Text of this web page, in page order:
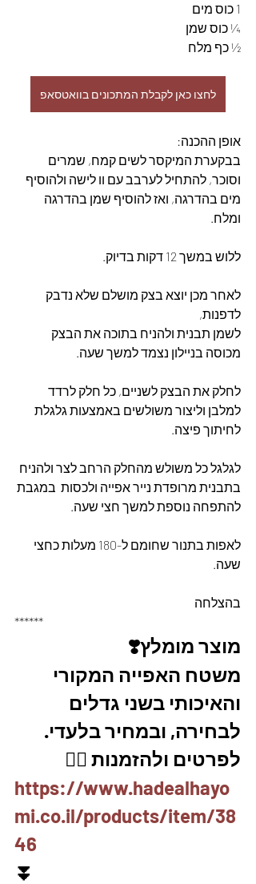
1 כוס מים
¼ כוס שמן
½ כף מלח
לחצו כאן לקבלת המתכונים בוואטסאפ
אופן ההכנה:
בבקערת המיקסר לשים קמח, שמרים
וסוכר, להתחיל לערבב עם וו לישה ולהוסיף
מים בהדרגה, ואז להוסיף שמן בהדרגה
ומלח.
ללוש במשך 12 דקות בדיוק.
לאחר מכן יוצא בצק מושלם שלא נדבק
לדפנות,
לשמן תבנית ולהניח בתוכה את הבצק
מכוסה בניילון נצמד למשך שעה.
לחלק את הבצק לשניים, כל חלק לרדד
למלבן וליצור משולשים באמצעות גלגלת
לחיתוך פיצה.
לגלגל כל משולש מהחלק הרחב לצר ולהניח
בתבנית מרופדת נייר אפייה ולכסות  במגבת
להתפחה נוספת למשך חצי שעה.
לאפות בתנור שחומם ל-180 מעלות כחצי
שעה.
בהצלחה
******
מוצר מומלץ❣️
משטח האפייה המקורי
והאיכותי בשני גדלים
לבחירה, ובמחיר בלעדי.
לפרטים ולהזמנות 👇🏼
https://www.hadealhayo
mi.co.il/products/item/38
46
⏬